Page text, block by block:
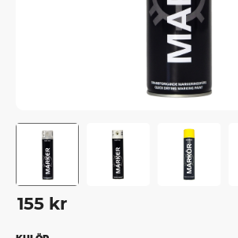
155 kr